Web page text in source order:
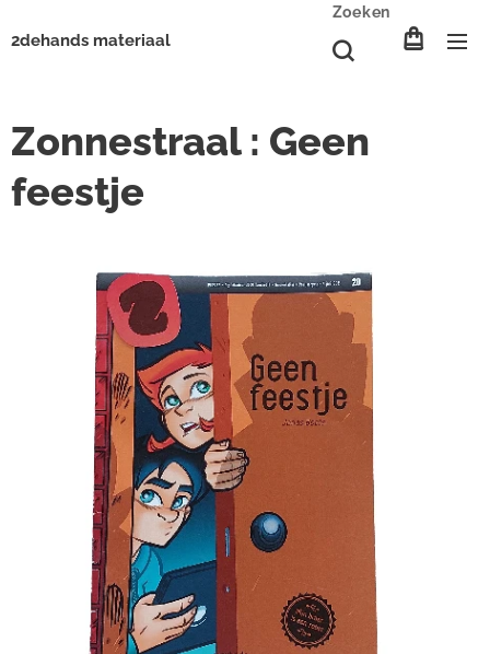
2dehands materiaal
Zoeken
Zonnestraal : Geen
feestje